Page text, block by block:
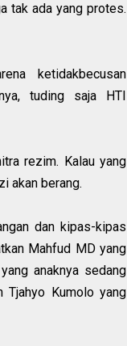
tak ada yang protes.
ketidakbecusan
tuding saja HTI
rezim. Kalau yang
akan berang.
dan kipas-kipas
Mahfud MD yang
anaknya sedang
Tjahyo Kumolo yang